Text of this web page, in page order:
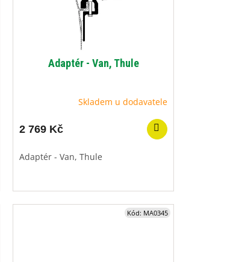
Adaptér - Van, Thule
Skladem u dodavatele
2 769 Kč
Adaptér - Van, Thule
Kód: MA0345